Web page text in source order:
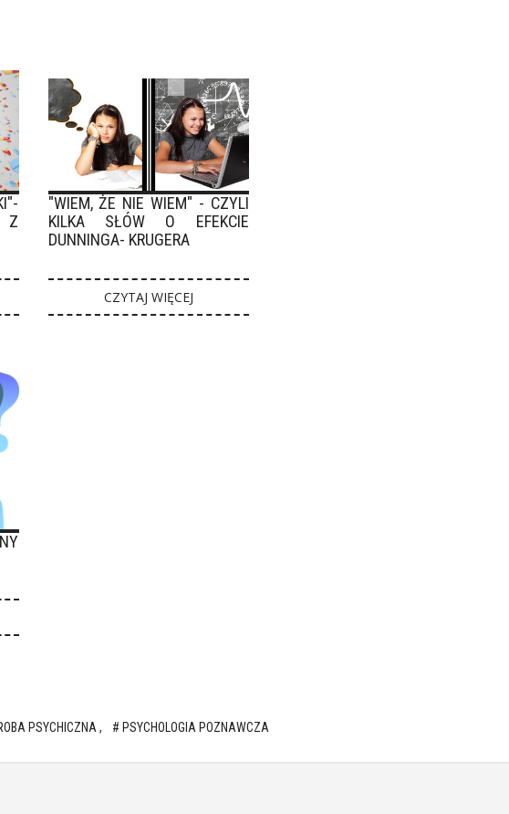
"WIEM, ŻE NIE WIEM" - CZYLI
KILKA SŁÓW O EFEKCIE
DUNNINGA- KRUGERA
CZYTAJ WIĘCEJ
PSYCHICZNA PSYCHOLOGIA POZNAWCZA